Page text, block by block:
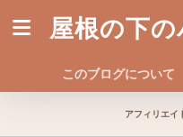
屋根の下
このブログについて
アフィリエイ